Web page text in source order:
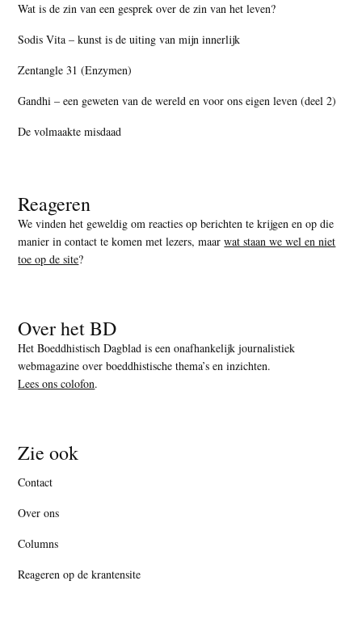
Wat is de zin van een gesprek over de zin van het leven?
Sodis Vita – kunst is de uiting van mijn innerlijk
Zentangle 31 (Enzymen)
Gandhi – een geweten van de wereld en voor ons eigen leven (deel 2)
De volmaakte misdaad
Reageren
We vinden het geweldig om reacties op berichten te krijgen en op die
manier in contact te komen met lezers, maarwat staan we wel en niet
toe op de site?
Over het BD
Het Boeddhistisch Dagblad is een onafhankelijk journalistiek
webmagazine over boeddhistische thema’s en inzichten.
Lees ons colofon.
Zie ook
Contact
Over ons
Columns
Reageren op de krantensite